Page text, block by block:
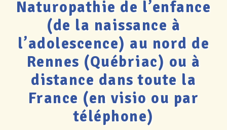
Naturopathie de l’enfance
(de la naissance à
l’adolescence) au nord de
Rennes (Québriac) ou à
distance dans toute la
France (en visio ou par
téléphone)